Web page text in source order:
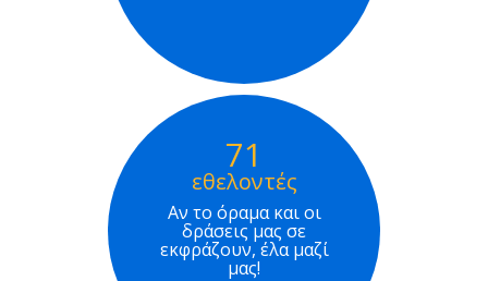
71
εθελοντές
Αν το όραμα και οι
δράσεις μας σε
εκφράζουν, έλα μαζί
μας!